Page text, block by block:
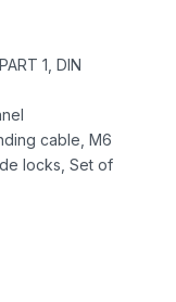
1, DIN
cable, M6
locks, Set of